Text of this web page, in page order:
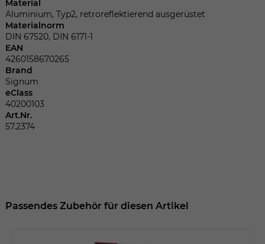
Material
Aluminium, Typ2, retroreflektierend ausgerüstet
Materialnorm
DIN 67520, DIN 6171-1
EAN
4260158670265
Brand
Signum
eClass
40200103
Art.Nr.
57.2374
Passendes Zubehör für diesen Artikel
Zweck
Einstellungen. Unter anderem eine
Speicherung Ihrer vorgenommen
Name
Anbieter
festhalten des Login Status.